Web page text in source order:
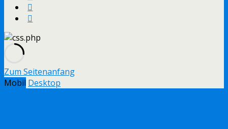
Zum Seitenanfang
Mobil Desktop